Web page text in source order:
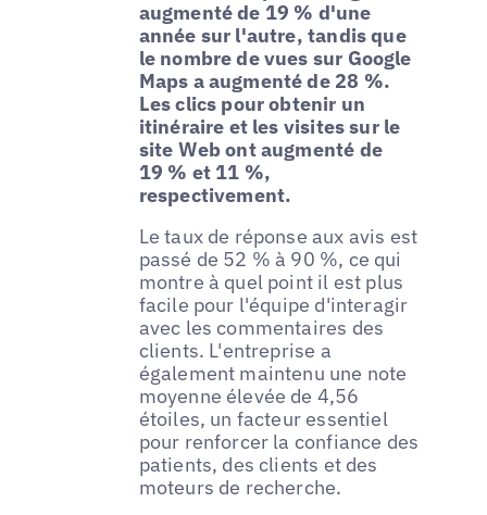
augmenté de 19 % d'une
année sur l'autre, tandis que
le nombre de vues sur Google
Maps a augmenté de 28 %.
Les clics pour obtenir un
itinéraire et les visites sur le
site Web ont augmenté de
19 % et 11 %,
respectivement.
Le taux de réponse aux avis est
passé de 52 % à 90 %, ce qui
montre à quel point il est plus
facile pour l'équipe d'interagir
avec les commentaires des
clients. L'entreprise a
également maintenu une note
moyenne élevée de 4,56
étoiles, un facteur essentiel
pour renforcer la confiance des
patients, des clients et des
moteurs de recherche.